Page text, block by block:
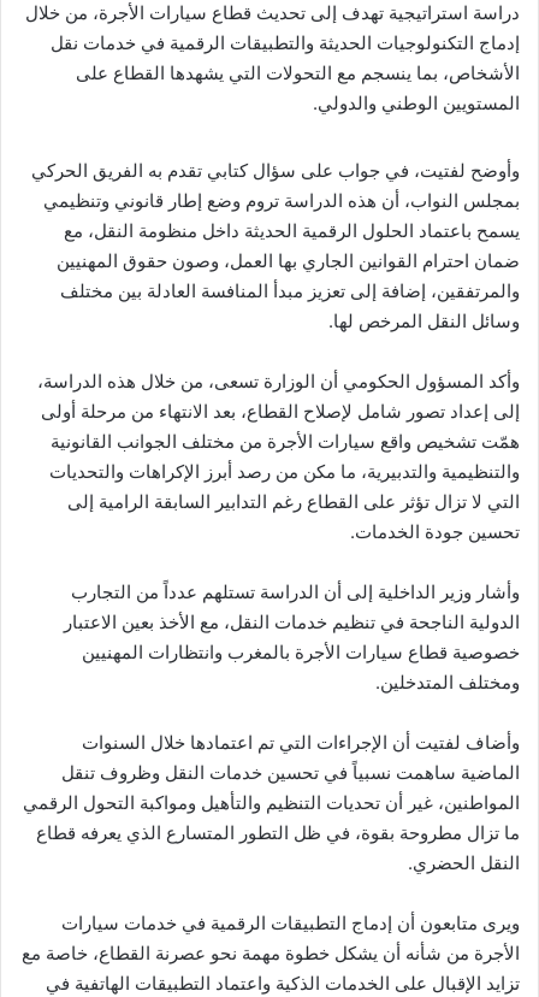
دراسة استراتيجية تهدف إلى تحديث قطاع سيارات الأجرة، من خلال
إدماج التكنولوجيات الحديثة والتطبيقات الرقمية في خدمات نقل
الأشخاص، بما ينسجم مع التحولات التي يشهدها القطاع على
المستويين الوطني والدولي.
وأوضح لفتيت، في جواب على سؤال كتابي تقدم به الفريق الحركي
بمجلس النواب، أن هذه الدراسة تروم وضع إطار قانوني وتنظيمي
يسمح باعتماد الحلول الرقمية الحديثة داخل منظومة النقل، مع
ضمان احترام القوانين الجاري بها العمل، وصون حقوق المهنيين
والمرتفقين، إضافة إلى تعزيز مبدأ المنافسة العادلة بين مختلف
وسائل النقل المرخص لها.
وأكد المسؤول الحكومي أن الوزارة تسعى، من خلال هذه الدراسة،
إلى إعداد تصور شامل لإصلاح القطاع، بعد الانتهاء من مرحلة أولى
همّت تشخيص واقع سيارات الأجرة من مختلف الجوانب القانونية
والتنظيمية والتدبيرية، ما مكن من رصد أبرز الإكراهات والتحديات
التي لا تزال تؤثر على القطاع رغم التدابير السابقة الرامية إلى
تحسين جودة الخدمات.
وأشار وزير الداخلية إلى أن الدراسة تستلهم عدداً من التجارب
الدولية الناجحة في تنظيم خدمات النقل، مع الأخذ بعين الاعتبار
خصوصية قطاع سيارات الأجرة بالمغرب وانتظارات المهنيين
ومختلف المتدخلين.
وأضاف لفتيت أن الإجراءات التي تم اعتمادها خلال السنوات
الماضية ساهمت نسبياً في تحسين خدمات النقل وظروف تنقل
المواطنين، غير أن تحديات التنظيم والتأهيل ومواكبة التحول الرقمي
ما تزال مطروحة بقوة، في ظل التطور المتسارع الذي يعرفه قطاع
النقل الحضري.
ويرى متابعون أن إدماج التطبيقات الرقمية في خدمات سيارات
الأجرة من شأنه أن يشكل خطوة مهمة نحو عصرنة القطاع، خاصة مع
تزايد الإقبال على الخدمات الذكية واعتماد التطبيقات الهاتفية في